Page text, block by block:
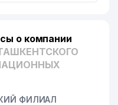
о компании
ФИЛИАЛ